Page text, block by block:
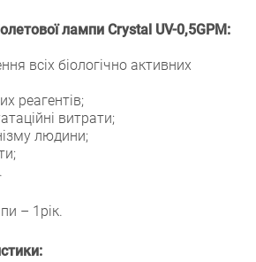
лампи Crystal UV-0,5GPM:
всіх біологічно активних
реагентів;
витрати;
людини;
– 1рік.